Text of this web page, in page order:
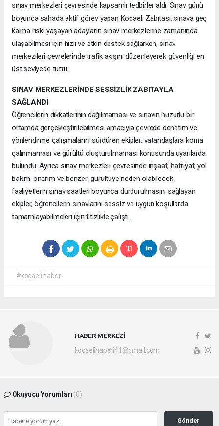
sınav merkezleri çevresinde kapsamlı tedbirler aldı. Sınav günü
boyunca sahada aktif görev yapan Kocaeli Zabıtası, sınava geç
kalma riski yaşayan adayların sınav merkezlerine zamanında
ulaşabilmesi için hızlı ve etkin destek sağlarken, sınav
merkezileri çevrelerinde trafik akışını düzenleyerek güvenliği en
üst seviyede tuttu.
SINAV MERKEZLERİNDE SESSİZLİK ZABITAYLA
SAĞLANDI
Öğrencilerin dikkatlerinin dağılmaması ve sınavın huzurlu bir
ortamda gerçekleştirilebilmesi amacıyla çevrede denetim ve
yönlendirme çalışmalarını sürdüren ekipler, vatandaşlara korna
çalınmaması ve gürültü oluşturulmaması konusunda uyarılarda
bulundu. Ayrıca sınav merkezleri çevresinde inşaat, hafriyat, yol
bakım-onarım ve benzeri gürültüye neden olabilecek
faaliyetlerin sınav saatleri boyunca durdurulmasını sağlayan
ekipler, öğrencilerin sınavlarını sessiz ve uygun koşullarda
tamamlayabilmeleri için titizlikle çalıştı.
#kocaeli haber
HABER MERKEZİ
kocaelihaberi41@gmail.com
Okuyucu Yorumları (0)
Gönder